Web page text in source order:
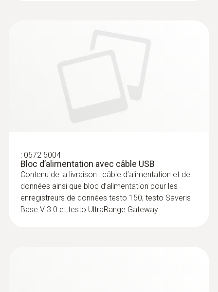
: 0572 5004
Bloc d’alimentation avec câble USB
Contenu de la livraison : câble d’alimentation et de
données ainsi que bloc d’alimentation pour les
enregistreurs de données testo 150, testo Saveris
Base V 3.0 et testo UltraRange Gateway